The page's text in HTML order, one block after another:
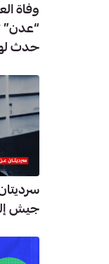
وفاة
“عدن”
حدث
جيش